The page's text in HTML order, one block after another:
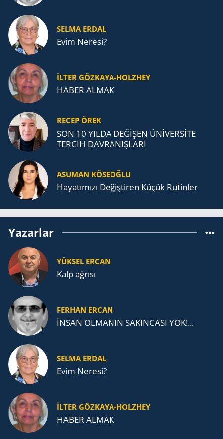
SELMA ERDAL
Evim Neresi?
İLTER GÖZKAYA-HOLZHEY
HABER ALMAK
RECEP ÖREK
SON 10 YILDA DEĞİŞEN ÜNİVERSİTE
TERCİH DAVRANIŞLARI
ASUMAN KÖSEOĞLU
Ha­ya­tı­mı­zı De­ğiş­ti­ren Küçük Ru­tin­ler
Yazarlar
YÜKSEL ERCAN
Kalp ağrısı
FERHAN ERCAN
İNSAN OLMANIN SAKINCASI YOK!...
SELMA ERDAL
Evim Neresi?
İLTER GÖZKAYA-HOLZHEY
HABER ALMAK